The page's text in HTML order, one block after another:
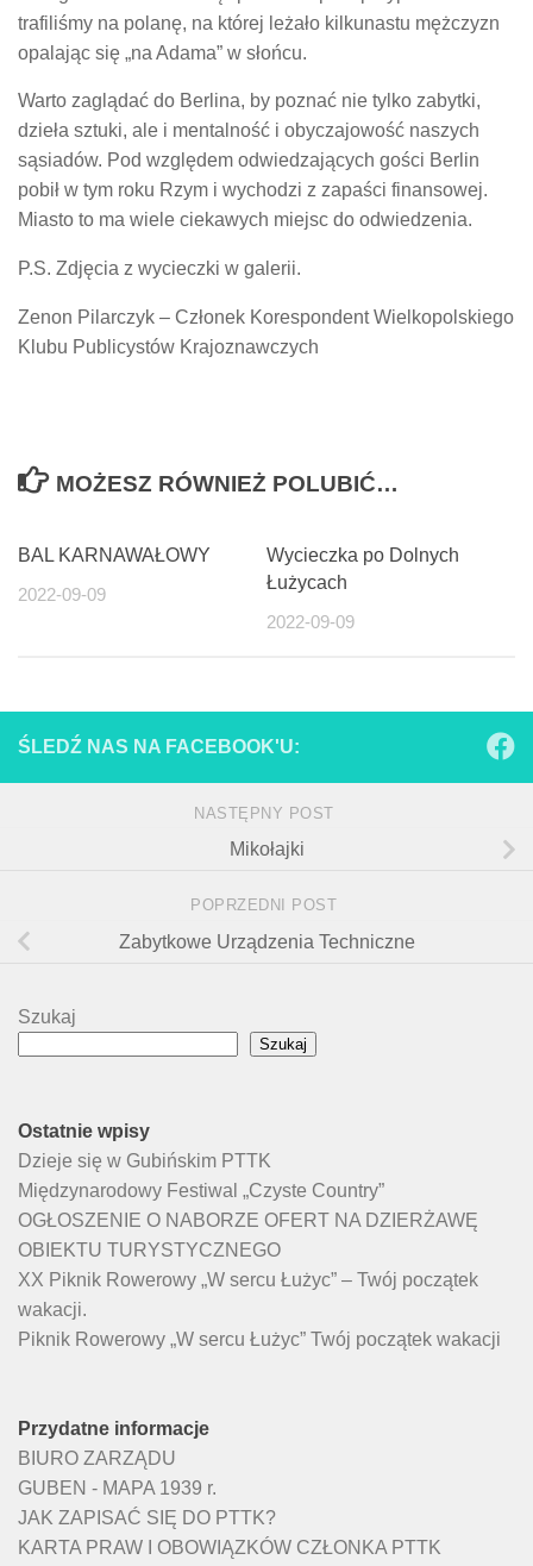
trafiliśmy na polanę, na której leżało kilkunastu mężczyzn
opalając się „na Adama” w słońcu.
Warto zaglądać do Berlina, by poznać nie tylko zabytki,
dzieła sztuki, ale i mentalność i obyczajowość naszych
sąsiadów. Pod względem odwiedzających gości Berlin
pobił w tym roku Rzym i wychodzi z zapaści finansowej.
Miasto to ma wiele ciekawych miejsc do odwiedzenia.
P.S. Zdjęcia z wycieczki w galerii.
Zenon Pilarczyk – Członek Korespondent Wielkopolskiego
Klubu Publicystów Krajoznawczych
MOŻESZ RÓWNIEŻ POLUBIĆ…
BAL KARNAWAŁOWY
2022-09-09
Wycieczka po Dolnych
Łużycach
2022-09-09
ŚLEDŹ NAS NA FACEBOOK'U:
NASTĘPNY POST
Mikołajki
POPRZEDNI POST
Zabytkowe Urządzenia Techniczne
Szukaj
Szukaj
Ostatnie wpisy
Dzieje się w Gubińskim PTTK
Międzynarodowy Festiwal „Czyste Country”
OGŁOSZENIE O NABORZE OFERT NA DZIERŻAWĘ
OBIEKTU TURYSTYCZNEGO
XX Piknik Rowerowy „W sercu Łużyc” – Twój początek
wakacji.
Piknik Rowerowy „W sercu Łużyc” Twój początek wakacji
Przydatne informacje
BIURO ZARZĄDU
GUBEN - MAPA 1939 r.
JAK ZAPISAĆ SIĘ DO PTTK?
KARTA PRAW I OBOWIĄZKÓW CZŁONKA PTTK